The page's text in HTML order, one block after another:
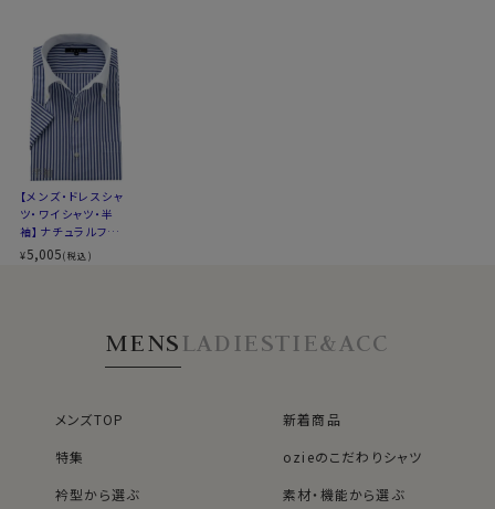
にくいバランス型素材です。
▼とにかくお手入れのしやすさを重視したい方
ポリエステル100％のクールマックス®オールシーズン・
ファブリック
シワになりにくい高い形態安定性と温調の高機能が特長
です。
ポリエステル100％・クールマックスはこちら→
＊クールマックス®（COOLMAX®）はThe LYCRA
●イタリアンカラーとは？
このシャツは衿と前立ての裏部分がオープンカラーのよ
め、第一ボタンをはずして衿を開き気味にして着用すると
なっています。
そしてクレリックにすることにより、白い衿と身頃の柄の
スタイル
生産国
中国
▼スポット商品につき再入荷はございませんのでご了承
ください
▼ナチュラルフィットとは？
後ろ身頃にダーツを入れて、ウエスト部分をやや絞ったス
タイルです。
適度に絞ったウエストラインは細すぎず、それでいてダボ
つきのないシルエット。
※43cm（LL）・45cm（3L）・47cm(4L)サイズにおいて
は絞りを若干ゆるくしております。 細さを気にせず一般的
【メンズ・ドレスシャ
ツ・ワイシャツ・半
袖】ナチュラルフィッ
ト・クールマックス・
ドライ・形態安定・ブ
¥5,005(税込)
MENSLADIESTIE&ACC
メンズTOP
新着商品
特集
ozieのこだわりシャツ
衿型から選ぶ
素材・機能から選ぶ